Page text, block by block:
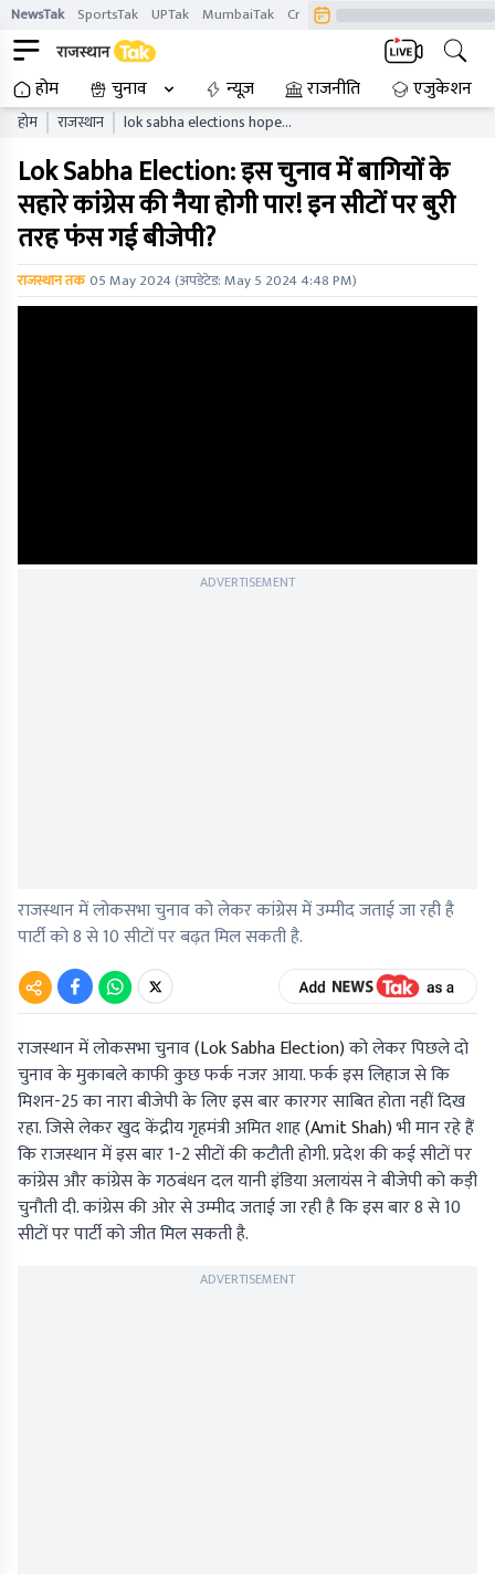
NewsTak SportsTak UPTak MumbaiTak CrimeTak
होम चुनाव न्यूज़ राजनीति एजुकेशन
होम राजस्थान
lok sabha elections hope
party may get lead on to
seats
Lok Sabha Election: इस चुनाव में बागियों के
सहारे कांग्रेस की नैया होगी पार! इन सीटों पर बुरी
तरह फंस गई बीजेपी?
राजस्थान तक05 May 2024(अपडेटेड:May 5 2024 4:48 PM)
ADVERTISEMENT
राजस्थान में लोकसभा चुनाव को लेकर कांग्रेस में उम्मीद जताई जा रही है
पार्टी को 8 से 10 सीटों पर बढ़त मिल सकती है.
राजस्थान में लोकसभा चुनाव(Lok Sabha Election)को लेकर पिछले दो
चुनाव के मुकाबले काफी कुछ फर्क नजर आया. फर्क इस लिहाज से कि
मिशन-25 का नारा बीजेपी के लिए इस बार कारगर साबित होता नहीं दिख
रहा. जिसे लेकर खुद केंद्रीय गृहमंत्री अमित शाह(Amit Shah)भी मान रहे हैं
कि राजस्थान में इस बार 1-2 सीटों की कटौती होगी. प्रदेश की कई सीटों पर
कांग्रेस और कांग्रेस के गठबंधन दल यानी इंडिया अलायंस ने बीजेपी को कड़ी
चुनौती दी. कांग्रेस की ओर से उम्मीद जताई जा रही है कि इस बार 8 से 10
सीटों पर पार्टी को जीत मिल सकती है.
ADVERTISEMENT